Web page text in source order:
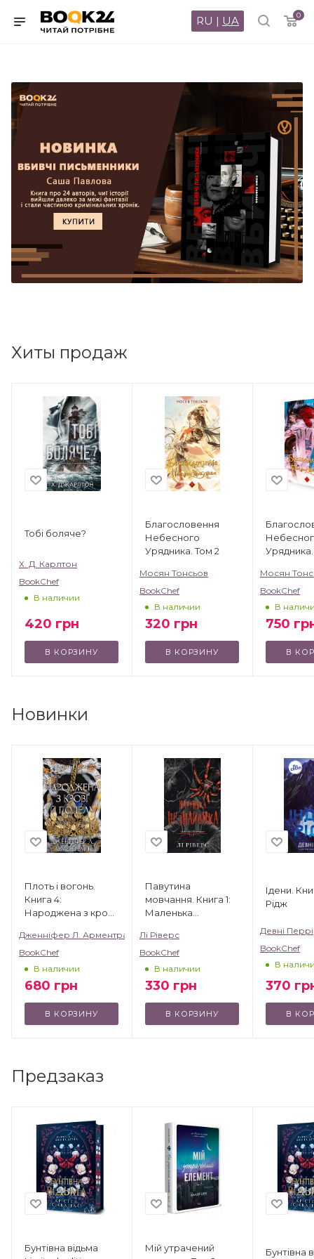
0
RU | UA
Хиты продаж
Тобі боляче?
Х. Д. Карлтон
BookChef
В наличии
420 грн
В КОРЗИНУ
Благословення
Небесного
Урядника. Том 2
Мосян Тонсьов
BookChef
В наличии
320 грн
В КОРЗИНУ
видання)
Мосян
BookChef
В
750
В
Новинки
Плоть і вогонь.
Книга 4:
Народжена з крові
Дженніфер Л. Арментраут
BookChef
В наличии
680 грн
В КОРЗИНУ
Павутина
мовчання. Книга 1:
Маленька
Лі Ріверс
BookChef
В наличии
330 грн
В КОРЗИНУ
Ідени.
Рідж
Девні Перрі
BookChef
В
370
В
Предзаказ
Бунтівна відьма
Мій утрачений
Бунтівна